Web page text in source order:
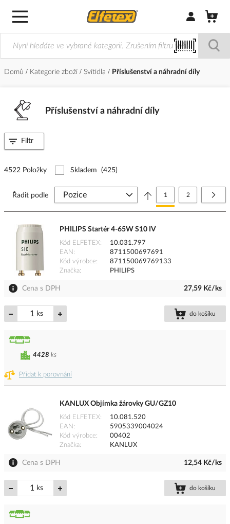
Přihlásit/
Domů Kategorie zboží Svítidla Příslušenství a náhradní díly
Příslušenství a náhradní díly
4522 Položky Skladem (425)
Stránka
Právě si prohlížíte
1 Stránka
2
Řadit podle
PHILIPS Startér 4-65W S10 IV
Kód ELFETEX
10.031.797
EAN
8711500697691
Kód výrobce
871150069769133
Značka
PHILIPS
Cena s DPH 27,59 Kč/ks
ks do košíku
Přidat k porovnání
4428 ks
KANLUX Objímka žárovky GU/GZ10
Kód ELFETEX
10.081.520
EAN
5905339004024
Kód výrobce
00402
Značka
KANLUX
Cena s DPH 12,54 Kč/ks
ks do košíku
Filtr